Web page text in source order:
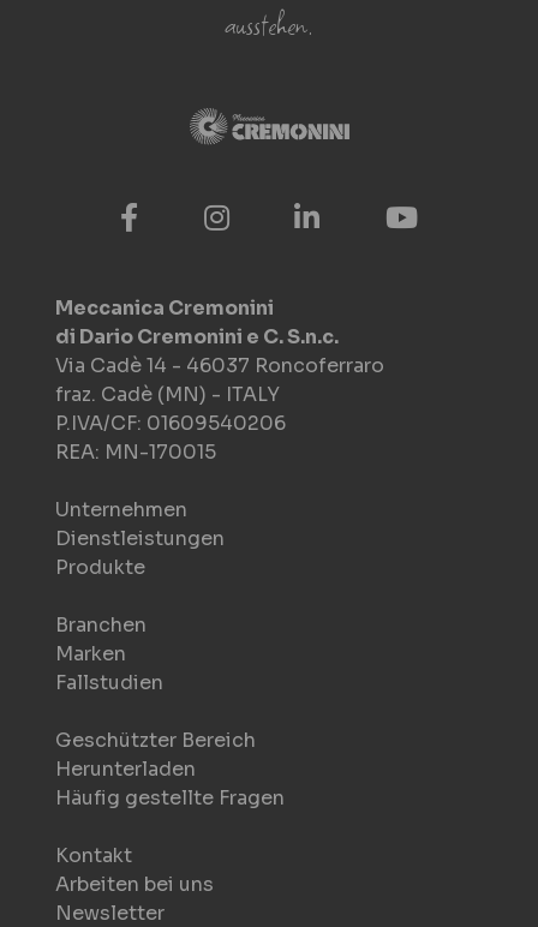
ausstehen.
Meccanica Cremonini
di Dario Cremonini e C. S.n.c.
Via Cadè 14 - 46037 Roncoferraro
fraz. Cadè (MN) - ITALY
P.IVA/CF: 01609540206
REA: MN-170015
Unternehmen
Dienstleistungen
Produkte
Branchen
Marken
Fallstudien
Geschützter Bereich
Herunterladen
Häufig gestellte Fragen
Kontakt
Arbeiten bei uns
Newsletter